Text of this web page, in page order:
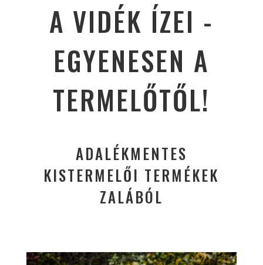
A VIDÉK ÍZEI -
EGYENESEN A
TERMELŐTŐL!
ADALÉKMENTES
KISTERMELŐI TERMÉKEK
ZALÁBÓL